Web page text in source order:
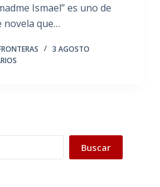
Ismael” es uno de
novela que…
3 AGOSTO
Buscar